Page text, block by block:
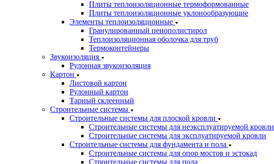
Плиты теплоизоляционные термоформованные
Плиты теплоизоляционные уклонообразующие
Элементы теплоизоляционные
Гранулированный пенополистирол
Теплоизоляционная оболочка для труб
Термоконтейнеры
Звукоизоляция
Рулонная звукоизоляция
Картон
Листовой картон
Рулонный картон
Тарный склеенный
Строительные системы
Строительные системы для плоской кровли
Строительные системы для неэксплуатируемой кровли
Строительные системы для эксплуатируемой кровли
Строительные системы для фундамента и пола
Строительные системы для опор мостов и эстокад
Строительные системы для пола